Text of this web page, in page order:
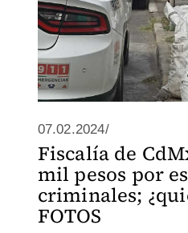
07.02.2024/
Fiscalía de
mil pesos por
criminales;
FOTOS